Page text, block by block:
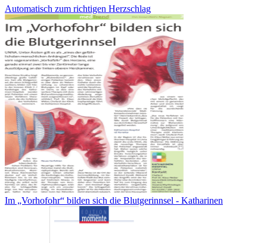
Automatisch zum richtigen Herzschlag
Im „Vorhofohr“ bilden sich die Blutgerinnsel - Katharinen